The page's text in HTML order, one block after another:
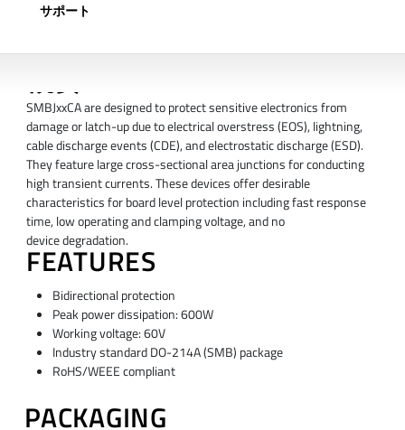
サポート
SMBJxxCA are designed to protect sensitive electronics from
damage or latch-up due to electrical overstress (EOS), lightning,
cable discharge events (CDE), and electrostatic discharge (ESD).
They feature large cross-sectional area junctions for conducting
high transient currents. These devices offer desirable
characteristics for board level protection including fast response
time, low operating and clamping voltage, and no
device degradation.
FEATURES
Bidirectional protection
Peak power dissipation: 600W
Working voltage: 60V
Industry standard DO-214A (SMB) package
RoHS/WEEE compliant
PACKAGING